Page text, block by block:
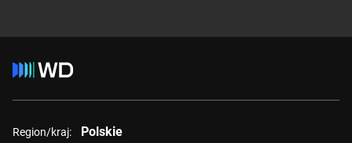
Region/kraj: Polskie